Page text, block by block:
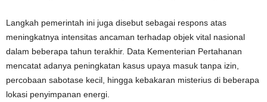
Langkah pemerintah ini juga disebut sebagai respons atas
meningkatnya intensitas ancaman terhadap objek vital nasional
dalam beberapa tahun terakhir. Data Kementerian Pertahanan
mencatat adanya peningkatan kasus upaya masuk tanpa izin,
percobaan sabotase kecil, hingga kebakaran misterius di beberapa
lokasi penyimpanan energi.